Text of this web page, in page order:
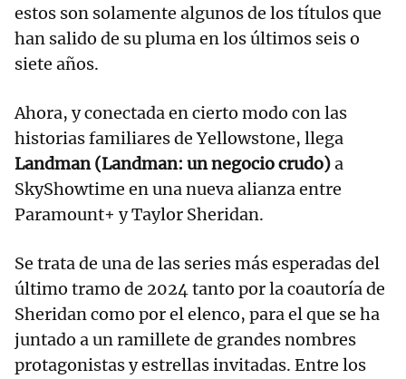
estos son solamente algunos de los títulos que
han salido de su pluma en los últimos seis o
siete años.
Ahora, y conectada en cierto modo con las
historias familiares de Yellowstone, llega
Landman (Landman: un negocio crudo)a
SkyShowtime en una nueva alianza entre
Paramount+ y Taylor Sheridan.
Se trata de una de las series más esperadas del
último tramo de 2024 tanto por la coautoría de
Sheridan como por el elenco, para el que se ha
juntado a un ramillete de grandes nombres
protagonistas y estrellas invitadas. Entre los